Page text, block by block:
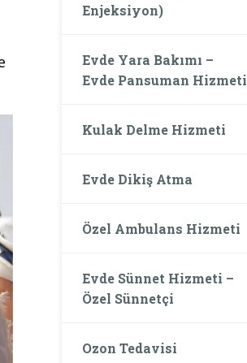
Enjeksiyon)
Evde Yara Bakımı –
Evde Pansuman Hizmeti
Kulak Delme Hizmeti
Evde Dikiş Atma
Özel Ambulans Hizmeti
Evde Sünnet Hizmeti –
Özel Sünnetçi
Ozon Tedavisi